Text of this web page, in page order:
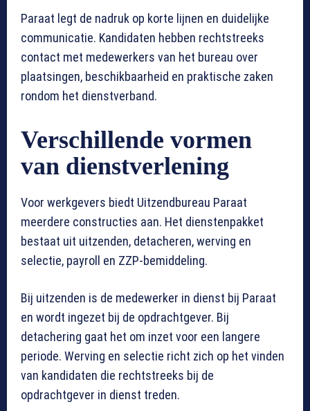
Paraat legt de nadruk op korte lijnen en duidelijke
communicatie. Kandidaten hebben rechtstreeks
contact met medewerkers van het bureau over
plaatsingen, beschikbaarheid en praktische zaken
rondom het dienstverband.
Verschillende vormen
van dienstverlening
Voor werkgevers biedt Uitzendbureau Paraat
meerdere constructies aan. Het dienstenpakket
bestaat uit uitzenden, detacheren, werving en
selectie, payroll en ZZP-bemiddeling.
Bij uitzenden is de medewerker in dienst bij Paraat
en wordt ingezet bij de opdrachtgever. Bij
detachering gaat het om inzet voor een langere
periode. Werving en selectie richt zich op het vinden
van kandidaten die rechtstreeks bij de
opdrachtgever in dienst treden.